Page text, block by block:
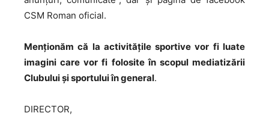
CSM Roman oficial.
Menționăm că la activitățile sportive vor fi luate
imagini care vor fi folosite în scopul mediatizării
Clubului și sportului în general.
DIRECTOR,